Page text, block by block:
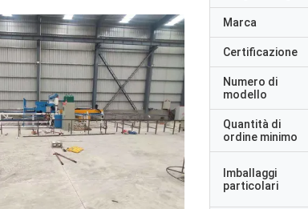
Marca
Certificazione
Numero di
modello
Quantità di
ordine minimo
Imballaggi
particolari